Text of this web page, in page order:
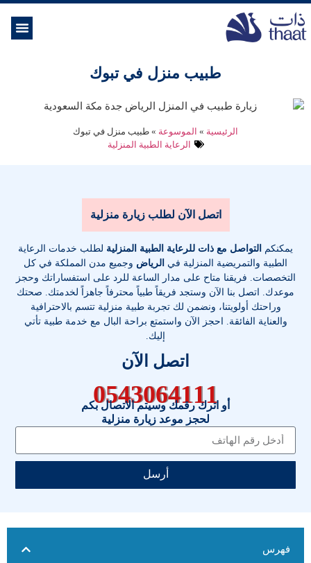
طبيب منزل في تبوك
الرئيسية » الموسوعة » طبيب منزل في تبوك
الرعاية الطبية المنزلية
اتصل الآن لطلب زيارة منزلية
يمكنكم التواصل مع ذات للرعاية الطبية المنزلية لطلب خدمات الرعاية
الطبية والتمريضية المنزلية في الرياض وجميع مدن المملكة في كل
التخصصات . فريقنا متاح على مدار الساعة للرد على استفساراتك وحجز
موعدك. اتصل بنا الآن وستجد فريقاً طبياً محترفاً جاهزاً لخدمتك. صحتك
وراحتك أولويتنا، ونضمن لك تجربة طبية منزلية تتسم بالاحترافية
والعناية الفائقة. احجز الآن واستمتع براحة البال مع خدمة طبية تأتي
إليك.
اتصل الآن
0543064111
أو اترك رقمك وسيتم الاتصال بكم
لحجز موعد زيارة منزلية
أرسل
فهرس